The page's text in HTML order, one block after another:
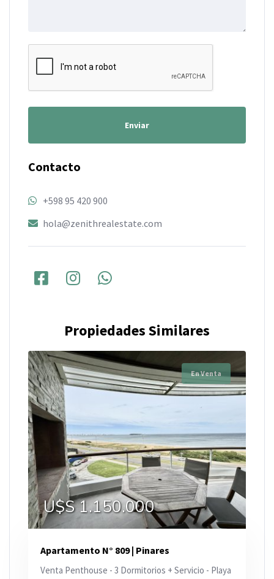
Enviar
Contacto
+598 95 420 900
hola@zenithrealestate.com
Propiedades Similares
En Venta
U$S 1.150.000
Apartamento N° 809 | Pinares
Venta Penthouse - 3 Dormitorios + Servicio - Playa